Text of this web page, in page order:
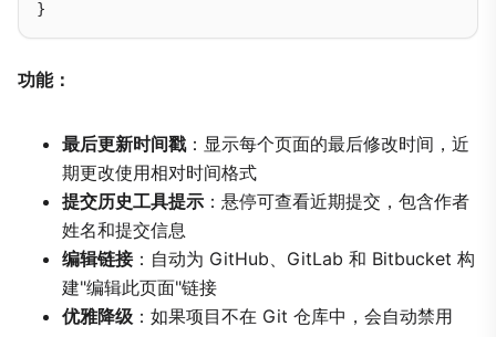
功能：
最后更新时间戳：显示每个页面的最后修改时间，近
期更改使用相对时间格式
提交历史工具提示 ：悬停可查看近期提交，包含作者
姓名和提交信息
编辑链接：自动为 GitHub、GitLab 和 Bitbucket 构
建"编辑此页面"链接
优雅降级 ：如果项目不在 Git 仓库中，会自动禁用